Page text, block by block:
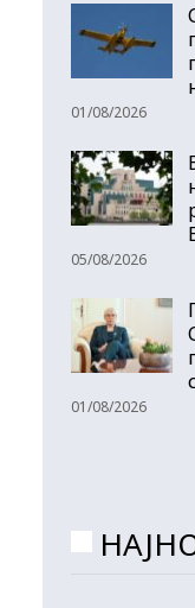
01/08/2026
05/08/2026
01/08/2026